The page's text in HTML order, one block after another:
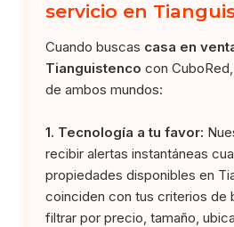
servicio en
Cuando buscas casa en
Tianguistenco con
de ambos mundos:
1. Tecnología a tu favor:
recibir alertas instantáneas
propiedades disponibles en
coinciden con tus criterios de
filtrar por precio, tamaño,